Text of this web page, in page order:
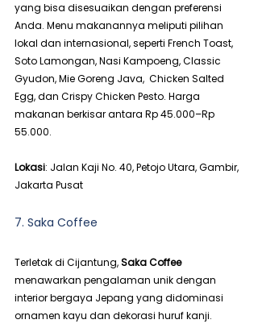
yang bisa disesuaikan dengan preferensi
Anda. Menu makanannya meliputi pilihan
lokal dan internasional, seperti French Toast,
Soto Lamongan, Nasi Kampoeng, Classic
Gyudon, Mie Goreng Java,  Chicken Salted
Egg, dan Crispy Chicken Pesto. Harga
makanan berkisar antara Rp 45.000–Rp
55.000.
Lokasi: Jalan Kaji No. 40, Petojo Utara, Gambir,
Jakarta Pusat
7. Saka Coffee
Terletak di Cijantung, Saka Coffee
menawarkan pengalaman unik dengan
interior bergaya Jepang yang didominasi
ornamen kayu dan dekorasi huruf kanji.